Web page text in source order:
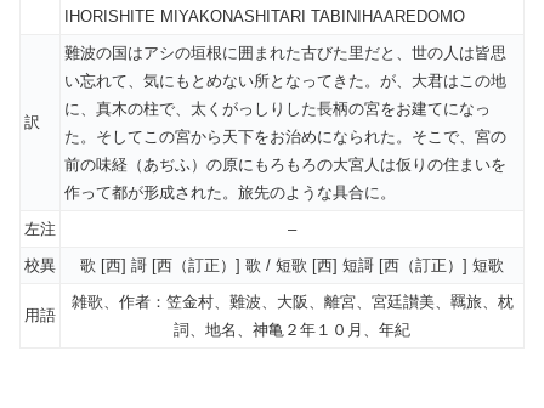
IHORISHITE MIYAKONASHITARI TABINIHAAREDOMO
訳
難波の国はアシの垣根に囲まれた古びた里だと、世の人は皆思
い忘れて、気にもとめない所となってきた。が、大君はこの地
に、真木の柱で、太くがっしりした長柄の宮をお建てになっ
た。そしてこの宮から天下をお治めになられた。そこで、宮の
前の味経（あぢふ）の原にもろもろの大宮人は仮りの住まいを
作って都が形成された。旅先のような具合に。
左注
–
校異
歌 [西] 謌 [西（訂正）] 歌 / 短歌 [西] 短謌 [西（訂正）] 短歌
用語
雑歌、作者：笠金村、難波、大阪、離宮、宮廷讃美、羈旅、枕
詞、地名、神亀２年１０月、年紀